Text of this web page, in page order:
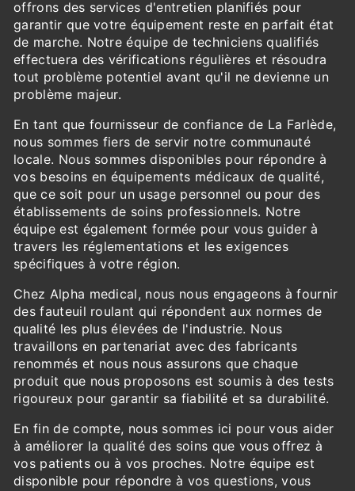
offrons des services d'entretien planifiés pour
garantir que votre équipement reste en parfait état
de marche. Notre équipe de techniciens qualifiés
effectuera des vérifications régulières et résoudra
tout problème potentiel avant qu'il ne devienne un
problème majeur.
En tant que fournisseur de confiance de La Farlède,
nous sommes fiers de servir notre communauté
locale. Nous sommes disponibles pour répondre à
vos besoins en équipements médicaux de qualité,
que ce soit pour un usage personnel ou pour des
établissements de soins professionnels. Notre
équipe est également formée pour vous guider à
travers les réglementations et les exigences
spécifiques à votre région.
Chez Alpha medical, nous nous engageons à fournir
des fauteuil roulant qui répondent aux normes de
qualité les plus élevées de l'industrie. Nous
travaillons en partenariat avec des fabricants
renommés et nous nous assurons que chaque
produit que nous proposons est soumis à des tests
rigoureux pour garantir sa fiabilité et sa durabilité.
En fin de compte, nous sommes ici pour vous aider
à améliorer la qualité des soins que vous offrez à
vos patients ou à vos proches. Notre équipe est
disponible pour répondre à vos questions, vous